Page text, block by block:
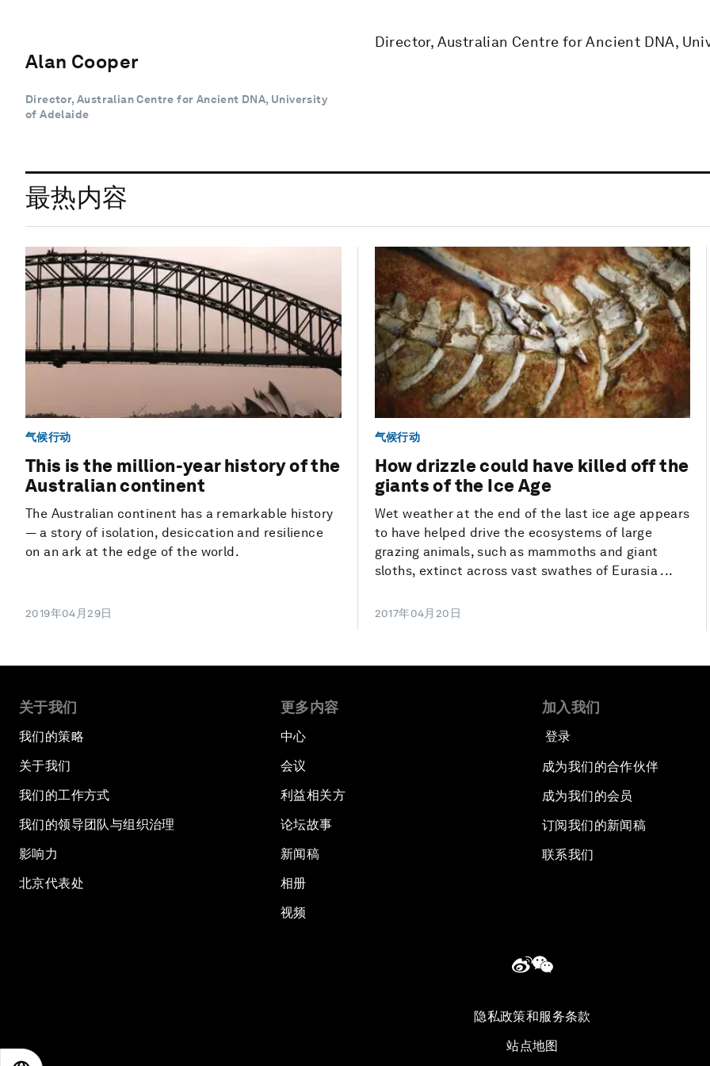
Alan Cooper
Director, Australian Centre for Ancient DNA, University
of Adelaide
Director, Australian Centre for Ancient DNA,
最热内容
气候行动
This is the million-year history of the
Australian continent
The Australian continent has a remarkable history
— a story of isolation, desiccation and resilience
on an ark at the edge of the world.
2019年04月29日
气候行动
How drizzle could have killed off the
giants of the Ice Age
Wet weather at the end of the last ice age appears
to have helped drive the ecosystems of large
grazing animals, such as mammoths and giant
sloths, extinct across vast swathes of Eurasia ...
2017年04月20日
关于我们
我们的策略
关于我们
我们的工作方式
我们的领导团队与组织治理
影响力
北京代表处
更多内容
中心
会议
利益相关方
论坛故事
新闻稿
相册
视频
加入我们
登录
成为我们的合作伙伴
成为我们的会员
订阅我们的新闻稿
联系我们
隐私政策和服务条款
站点地图